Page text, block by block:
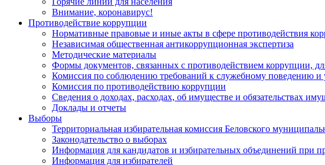
Внимание, коронавирус!
Противодействие коррупции
Нормативные правовые и иные акты в сфере противодействия
Независимая общественная антикоррупционная экспертиза
Методические материалы
Формы документов, связанных с противодействием коррупции,
Комиссия по соблюдению требований к служебному поведению и
Комиссия по противодействию коррупции
Сведения о доходах, расходах, об имуществе и обязательствах
Доклады и отчеты
Выборы
Территориальная избирательная комиссия Беловского
Законодательство о выборах
Информация для кандидатов и избирательных объединений при
Информация для избирателей